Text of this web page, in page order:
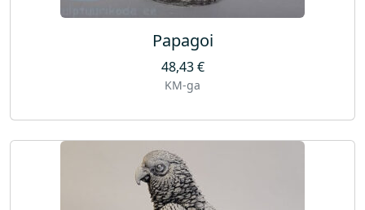
Papagoi
48,43€
KM-ga